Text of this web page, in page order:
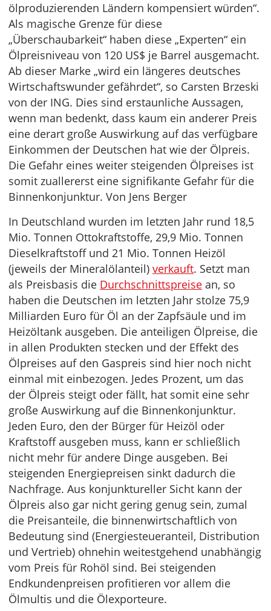
ölproduzierenden Ländern kompensiert würden“.
Als magische Grenze für diese
„Überschaubarkeit“ haben diese „Experten“ ein
Ölpreisniveau von 120 US$ je Barrel ausgemacht.
Ab dieser Marke „wird ein längeres deutsches
Wirtschaftswunder gefährdet“, so Carsten Brzeski
von der ING. Dies sind erstaunliche Aussagen,
wenn man bedenkt, dass kaum ein anderer Preis
eine derart große Auswirkung auf das verfügbare
Einkommen der Deutschen hat wie der Ölpreis.
Die Gefahr eines weiter steigenden Ölpreises ist
somit zuallererst eine signifikante Gefahr für die
Binnenkonjunktur. Von Jens Berger
In Deutschland wurden im letzten Jahr rund 18,5
Mio. Tonnen Ottokraftstoffe, 29,9 Mio. Tonnen
Dieselkraftstoff und 21 Mio. Tonnen Heizöl
(jeweils der Mineralölanteil) verkauft. Setzt man
als Preisbasis die Durchschnittspreise an, so
haben die Deutschen im letzten Jahr stolze 75,9
Milliarden Euro für Öl an der Zapfsäule und im
Heizöltank ausgeben. Die anteiligen Ölpreise, die
in allen Produkten stecken und der Effekt des
Ölpreises auf den Gaspreis sind hier noch nicht
einmal mit einbezogen. Jedes Prozent, um das
der Ölpreis steigt oder fällt, hat somit eine sehr
große Auswirkung auf die Binnenkonjunktur.
Jeden Euro, den der Bürger für Heizöl oder
Kraftstoff ausgeben muss, kann er schließlich
nicht mehr für andere Dinge ausgeben. Bei
steigenden Energiepreisen sinkt dadurch die
Nachfrage. Aus konjunktureller Sicht kann der
Ölpreis also gar nicht gering genug sein, zumal
die Preisanteile, die binnenwirtschaftlich von
Bedeutung sind (Energiesteueranteil, Distribution
und Vertrieb) ohnehin weitestgehend unabhängig
vom Preis für Rohöl sind. Bei steigenden
Endkundenpreisen profitieren vor allem die
Ölmultis und die Ölexporteure.